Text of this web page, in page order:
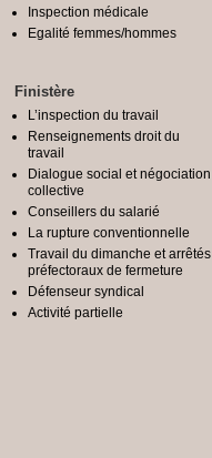
Inspection médicale
Egalité femmes/hommes
Finistère
L’inspection du travail
Renseignements droit du
travail
Dialogue social et négociation
collective
Conseillers du salarié
La rupture conventionnelle
Travail du dimanche et arrêtés
préfectoraux de fermeture
Défenseur syndical
Activité partielle